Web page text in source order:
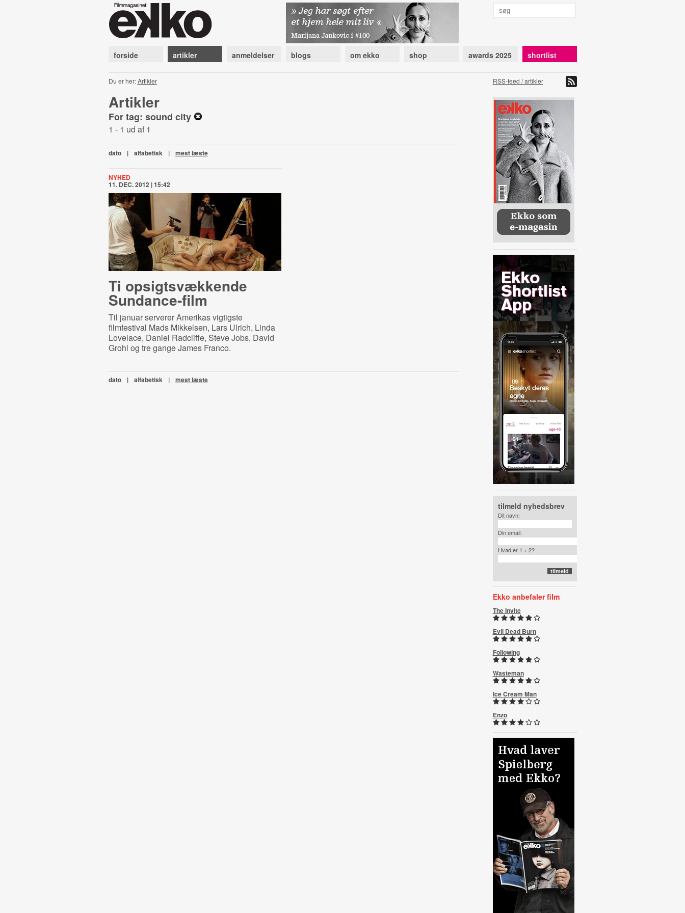
forside artikler anmeldelser blogs om ekko shop awards 2025 shortlist
Du er her:Artikler RSS-feed / artikler
Artikler
For tag: sound city
1 - 1 ud af 1
dato | alfabetisk | mest læste
NYHED
11. DEC. 2012 | 15:42
Ti op­sigtsvæk­ken­de
Sundance-film
Til januar serverer Amerikas vigtigste
filmfestival Mads Mikkelsen, Lars Ulrich, Linda
Lovelace, Daniel Radcliffe, Steve Jobs, David
Grohl og tre gange James Franco.
dato | alfabetisk | mest læste
tilmeld nyhedsbrev
Dit navn:
Din email:
Hvad er 1 + 2?
Ekko anbefaler film
The Invite
Evil Dead Burn
Following
Wasteman
Ice Cream Man
Enzo